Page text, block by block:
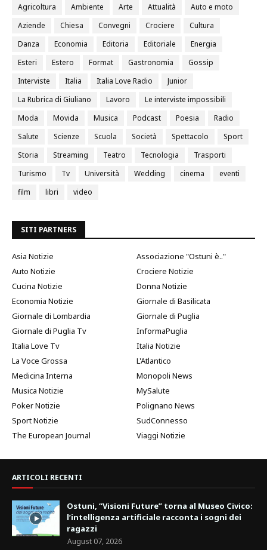
Agricoltura Ambiente Arte Attualità
Auto e moto
Aziende
Chiesa Convegni Crociere
Cultura
Danza
Economia Editoria Editoriale
Energia
Esteri
Estero Format Gastronomia
Gossip
Interviste
Italia Italia Love Radio
Junior
La Rubrica di Giuliano
Lavoro
Le interviste impossibili
Moda
Movida Musica Podcast Poesia
Radio
Salute
Scienze Scuola Società Spettacolo
Sport
Storia
Streaming Teatro Tecnologia
Trasporti
Turismo
Tv Università Wedding cinema
eventi
film
libri video
SITI PARTNERS
Asia Notizie
Associazione "Ostuni è.."
Auto Notizie
Crociere Notizie
Cucina Notizie
Donna Notizie
Economia Notizie
Giornale di Basilicata
Giornale di Lombardia
Giornale di Puglia
Giornale di Puglia Tv
InformaPuglia
Italia Love Tv
Italia Notizie
La Voce Grossa
L'Atlantico
Medicina Interna
Monopoli News
Musica Notizie
MySalute
Poker Notizie
Polignano News
Sport Notizie
SudConnesso
The European Journal
Viaggi Notizie
ARTICOLI RECENTI
Ostuni, “Visioni Future” torna al Museo Civico:
l’intelligenza artificiale racconta i sogni dei
ragazzi
August 07, 2026